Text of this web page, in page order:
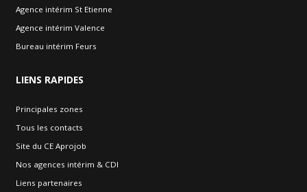
Agence intérim St Etienne
Agence intérim Valence
Bureau intérim Feurs
LIENS RAPIDES
Principales zones
Tous les contacts
Site du CE Aprojob
Nos agences intérim & CDI
Liens partenaires